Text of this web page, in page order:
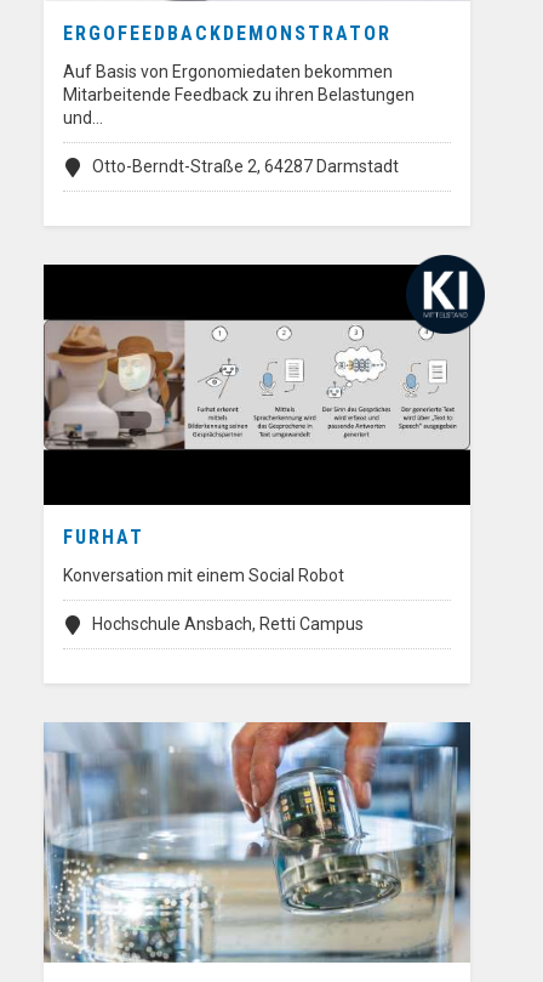
ERGOFEEDBACKDEMONSTRATOR
Auf Basis von Ergonomiedaten bekommen
Mitarbeitende Feedback zu ihren Belastungen
und…
Otto-Berndt-Straße 2, 64287 Darmstadt
FURHAT
Konversation mit einem Social Robot
Hochschule Ansbach, Retti Campus